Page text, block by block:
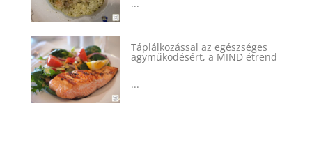
Táplálkozással az egészséges
agyműködésért, a MIND étrend